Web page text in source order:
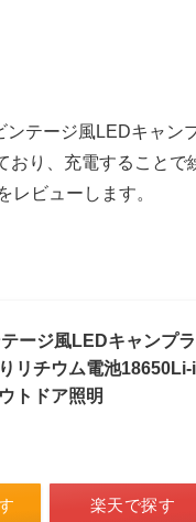
テージ風LEDキャ
おり、充電すること
レビューします。
ージ風LEDキャンプ
リチウム電池
トドア照明
楽天で探す